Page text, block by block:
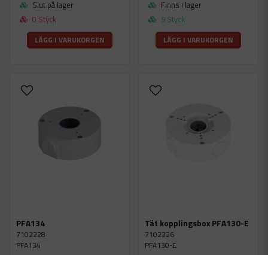
Slut på lager
0 Styck
LÄGG I VARUKORGEN
Finns i lager
9 Styck
LÄGG I VARUKORGEN
PFA134
7102228
PFA134
Tät kopplingsbox PFA130-E
7102226
PFA130-E